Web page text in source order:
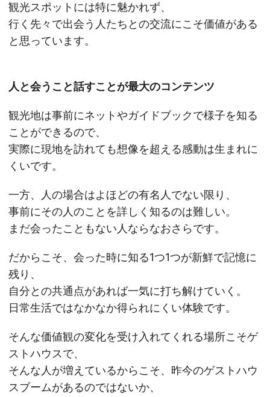
観光スポットには特に魅かれず、
行く先々で出会う人たちとの交流にこそ価値がある
と思っています。
人と会うこと話すことが最大のコンテンツ
観光地は事前にネットやガイドブックで様子を知る
ことができるので、
実際に現地を訪れても想像を超える感動は生まれに
くいです。
一方、人の場合はよほどの有名人でない限り、
事前にその人のことを詳しく知るのは難しい。
まだ会ったこともない人ならなおさらです。
だからこそ、会った時に知る1つ1つが新鮮で記憶に
残り、
自分との共通点があれば一気に打ち解けていく。
日常生活ではなかなか得られにくい体験です。
そんな価値観の変化を受け入れてくれる場所こそゲ
ストハウスで、
そんな人が増えているからこそ、昨今のゲストハウ
スブームがあるのではないか、